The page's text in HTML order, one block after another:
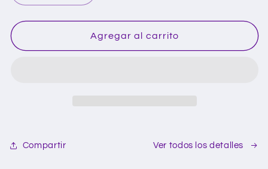
cantidad
para
sandía
cantidad
para
Caramelo
sandía
Agregar al carrito
Compartir Ver todos los detalles